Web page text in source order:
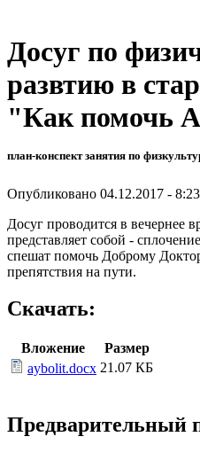
Досуг по
развтию в
"Как помочь
план-конспект занятия по
Опубликовано 04.12.2017 -
Досуг проводится в вечернее
представляет собой -
спешат помочь Доброму
препятствия на пути.
Скачать:
Вложение
Размер
aybolit.docx 21.07 КБ
Предварительный